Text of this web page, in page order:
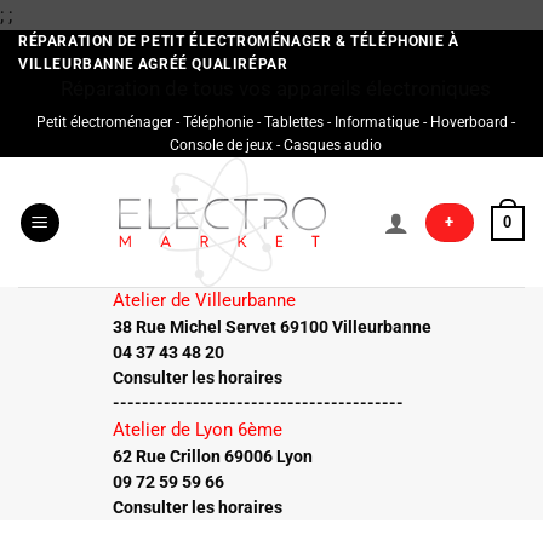
; ;Passer
au
contenu
RÉPARATION DE PETIT ÉLECTROMÉNAGER & TÉLÉPHONIE À
VILLEURBANNE AGRÉÉ QUALIRÉPAR
Petit électroménager - Téléphonie - Tablettes - Informatique - Hoverboard -
Console de jeux - Casques audio
+ 0
Atelier de Villeurbanne
38 Rue Michel Servet 69100 Villeurbanne
04 37 43 48 20
Consulter les horaires
----------------------------------------
Atelier de Lyon 6ème
62 Rue Crillon 69006 Lyon
09 72 59 59 66
Consulter les horaires